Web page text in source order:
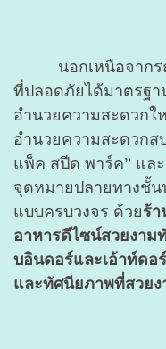
นอกเหนือจากรถ
ที่ปลอดภัยได้มาตรฐา
อำนวยความสะดวกใ
อำนวยความสะดวกส
แพ็ค สปีด พาร์ค” แล
จุดหมายปลายทางชั้น
แบบครบวงจร ด้วยร้า
อาหารดีไซน์สวยงาม
บอินดอร์และเอ้าท์ดอ
และทัศนียภาพที่สวยง